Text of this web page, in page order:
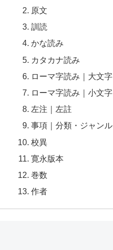
原文
訓読
かな読み
カタカナ読み
ローマ字読み｜大文字
ローマ字読み｜小文字
左注｜左註
事項｜分類・ジャンル
校異
寛永版本
巻数
作者